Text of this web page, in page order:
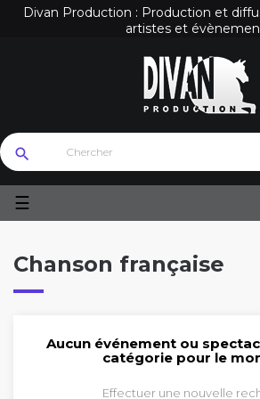
Divan Production : Production et
artistes et
search
Basculer
la
☰
Chanson française
Aucun événement ou
catégorie pour le
Effectuer une nouvelle